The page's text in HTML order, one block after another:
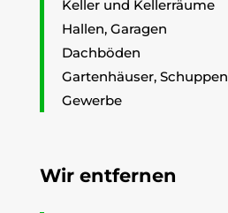
Keller und Kellerräume
Hallen, Garagen
Dachböden
Gartenhäuser, Schuppen
Gewerbe
Wir entfernen